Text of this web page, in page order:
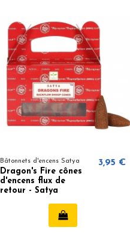
Bâtonnets d'encens Satya
Dragon's Fire cônes
d'encens flux de
retour - Satya
3,95 €